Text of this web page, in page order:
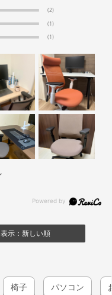
(2)
(1)
(1)
表示：新しい順
椅子 パソコン